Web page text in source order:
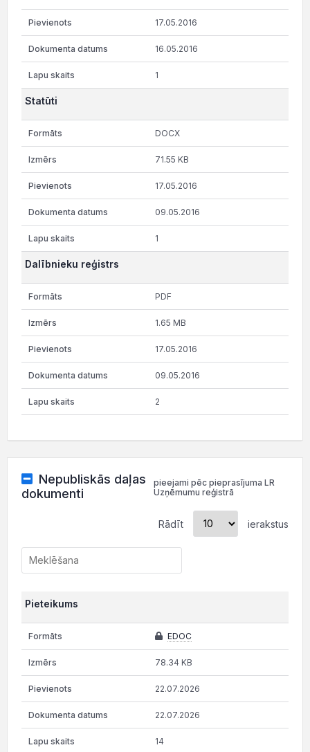
17.05.2016
16.05.2016
1
Statūti
DOCX
71.55 KB
17.05.2016
09.05.2016
1
Dalībnieku reģistrs
PDF
1.65 MB
17.05.2016
09.05.2016
2
Nepubliskās daļas
dokumenti
pieejami pēc pieprasījuma LR
Uzņēmumu reģistrā
Rādīt ierakstus
Pieteikums
EDOC
78.34 KB
22.07.2026
22.07.2026
14